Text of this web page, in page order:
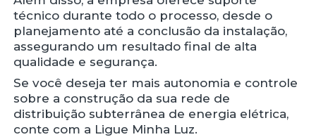
técnico durante todo o processo, desde o
planejamento até a conclusão da instalação,
assegurando um resultado final de alta
qualidade e segurança.
Se você deseja ter mais autonomia e controle
sobre a construção da sua rede de
distribuição subterrânea de energia elétrica,
conte com a Ligue Minha Luz.